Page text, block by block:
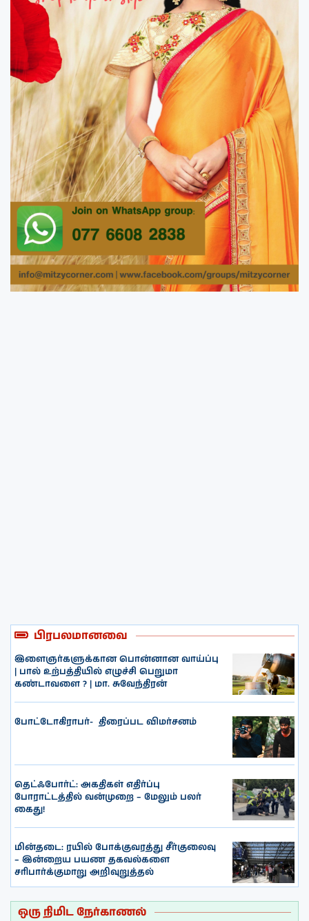
பிரபலமானவை
இளைஞர்களுக்கான பொன்னான வாய்ப்பு
| பால் உற்பத்தியில் எழுச்சி பெறுமா
கண்டாவளை ? | மா. சுவேந்திரன்
போட்டோகிராபர்- ‌ திரைப்பட விமர்சனம்
தெட்ஃபோர்ட்: அகதிகள் எதிர்ப்பு
போராட்டத்தில் வன்முறை – மேலும் பலர்
கைது!
மின்தடை: ரயில் போக்குவரத்து சீர்குலைவு
– இன்றைய பயண தகவல்களை
சரிபார்க்குமாறு அறிவுறுத்தல்
ஒரு நிமிட நேர்காணல்